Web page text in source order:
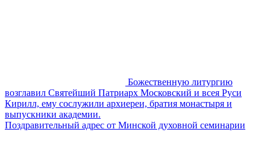
Божественную литургию
возглавил Святейший Патриарх Московский и всея Руси
Кирилл, ему сослужили архиереи, братия монастыря и
выпускники академии.
Поздравительный адрес от Минской духовной семинарии